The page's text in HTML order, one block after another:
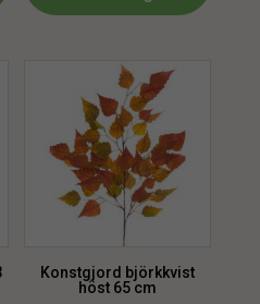
Konstgjord björkkvist
höst 65 cm